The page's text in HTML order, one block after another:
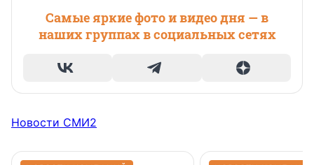
Самые яркие фото и видео дня — в
наших группах в социальных сетях
Новости СМИ2